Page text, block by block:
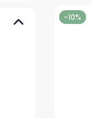
-10%